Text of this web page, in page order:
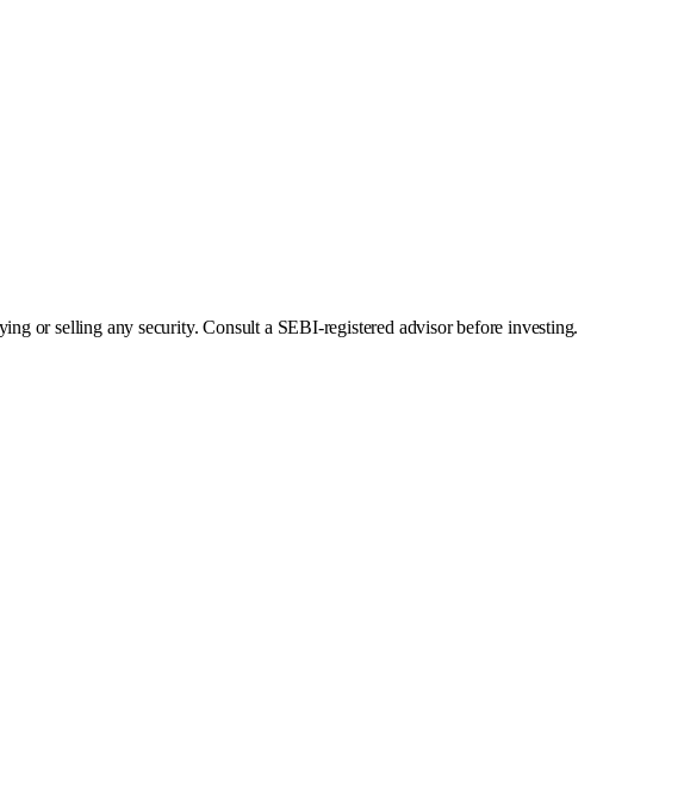
or selling any security. Consult a SEBI-registered advisor before investing.